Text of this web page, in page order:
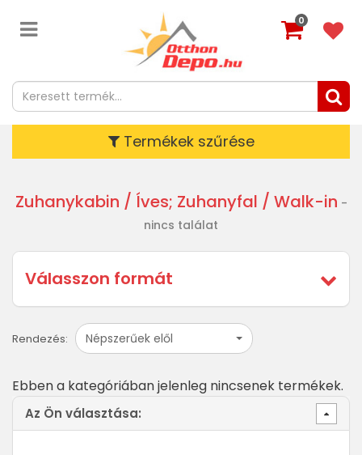
0
Termékek szűrése
Zuhanykabin / Íves; Zuhanyfal / Walk-in -
nincs találat
Válasszon formát
Rendezés: Népszerűek elől
Ebben a kategóriában jelenleg nincsenek termékek.
Az Ön választása: